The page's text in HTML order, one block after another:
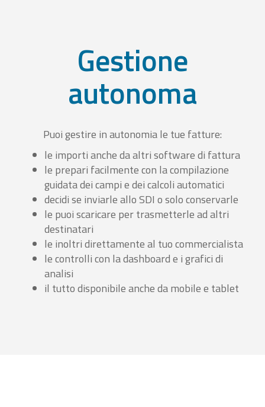
Gestione
autonoma
Puoi gestire in autonomia le tue fatture:
le importi anche da altri software di fattura
le prepari facilmente con la compilazione
guidata dei campi e dei calcoli automatici
decidi se inviarle allo SDI o solo conservarle
le puoi scaricare per trasmetterle ad altri
destinatari
le inoltri direttamente al tuo commercialista
le controlli con la dashboard e i grafici di
analisi
il tutto disponibile anche da mobile e tablet